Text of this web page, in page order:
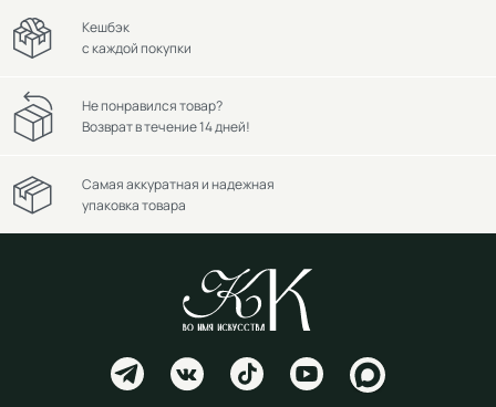
Кешбэк
с каждой покупки
Не понравился товар?
Возврат в течение 14 дней!
Самая аккуратная и надежная
упаковка товара